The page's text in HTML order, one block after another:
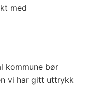
med
kommune bør
vi har gitt uttrykk